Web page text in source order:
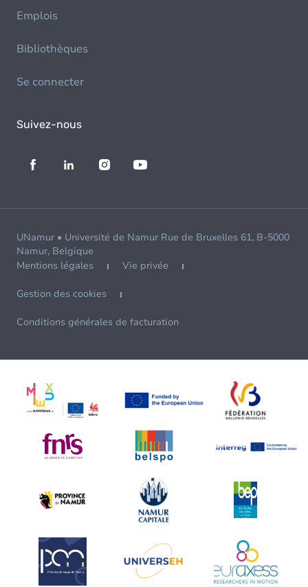
Emplois
Bibliothèques
Se connecter
Suivez-nous
UNamur • Université de Namur Rue de Bruxelles 61, B-5000
Namur, Belgique
Mentions légales
Vie privée
Gestion des cookies
Conditions générales de facturation